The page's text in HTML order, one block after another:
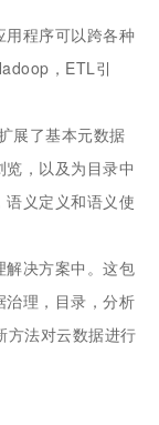
程序可以跨各种
，ETL引
展了基本元数据
，以及为目录中
义定义和语义使
解决方案中。这包
治理，目录，分析
方法对云数据进行